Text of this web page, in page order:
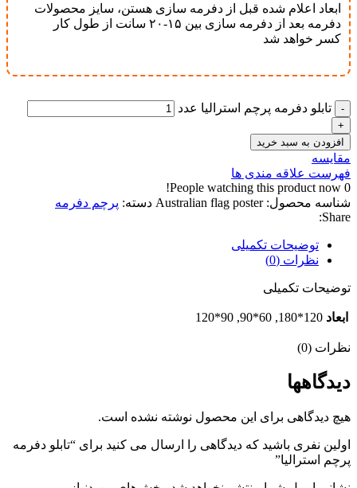
ابعاد اعلام شده قبل از دفرمه سازی هستن، سایز محصولات
دفرمه بعد از دفرمه سازی بین ۱۵-۲۰ سانت از طول کار
کسر خواهد شد
تابلو دفرمه پرچم استرالیا عدد
افزودن به سبد خرید
مقایسه
فهرست علاقه مندی ها
0
People watching this product now!
شناسه محصول:Australian flag poster دسته: پرچم دفرمه
Share:
توضیحات تکمیلی
نظرات (0)
توضیحات تکمیلی
ابعاد 120*180, 60*90, 90*120
نظرات (0)
دیدگاهها
هیچ دیدگاهی برای این محصول نوشته نشده است.
اولین نفری باشید که دیدگاهی را ارسال می کنید برای “تابلو دفرمه
پرچم استرالیا”